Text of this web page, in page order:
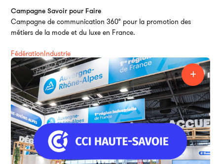
Campagne Savoir pour Faire
Campagne de communication 360° pour la promotion des
métiers de la mode et du luxe en France.
FédérationIndustrie